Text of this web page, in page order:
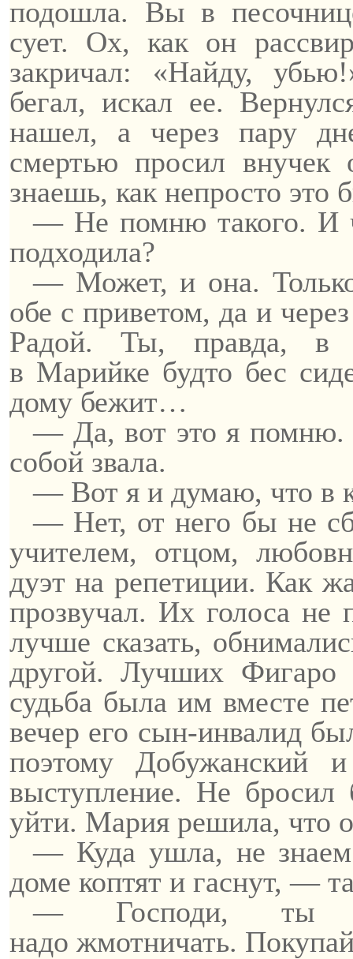
подошла. Вы в
сует. Ох, как он
закричал: «Найду,
бегал, искал ее.
нашел, а через пару
смертью просил внучек
знаешь, как непросто это
— Не помню такого. И
подходила?
— Может, и она.
обе с приветом, да и
Радой. Ты, правда, в
в Марийке будто бес
дому бежит…
— Да, вот это я помню.
собой звала.
— Вот я и думаю,что в
— Нет, от него бы не
учителем, отцом,
дуэт на репетиции. Как
прозвучал. Их голоса не
лучше сказать,
другой.Лучших Фигаро
судьба была им вместе
вечер его сын-инвалид
поэтому Добужанский и
выступление. Не
уйти. Мария решила, что
— Куда ушла, не
доме коптят и гаснут, —
— Господи, ты
надо жмотничать.